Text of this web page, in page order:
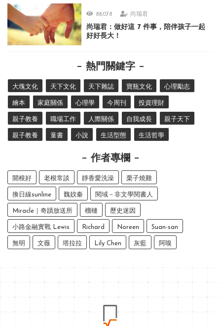
88,078 尚瑞君
尚瑞君：做好這 7 件事，陪伴孩子一起
好好長大！
熱門關鍵字
大塊文化 天下文化 天下雜誌 寶瓶文化 心理勵志
繪本 家庭關係 心理學 今周刊 投資理財
親子教養 職場工作 人際關係 自我成長 親子天下
親子教養 童書 小說 生活型態 生活哲學
作者專欄
開根好 老根常談 靜香愛洗澡 栗子燒雞
換日線sunline 魏妏秦 閱域－非文學閱書人
Miracle｜奇蹟放送所 榴槤 歷史迷因
小路金融實戰 Lewis Richard Noreen Suan-san
無明 文薇 塔拉拉 Lily Chen 灰藍 阿嗅